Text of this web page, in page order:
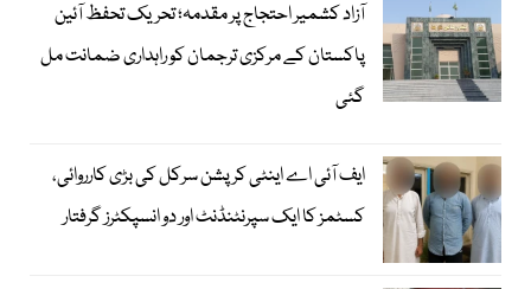
آزاد کشمیر احتجاج پر مقدمہ؛ تحریک تحفظ آئین
پاکستان کے مرکزی ترجمان کو راہداری ضمانت مل
گئی
ایف آئی اے اینٹی کرپشن سرکل کی بڑی کارروائی،
کسٹمز کا ایک سپرنٹنڈنٹ اور دو انسپکٹرز گرفتار